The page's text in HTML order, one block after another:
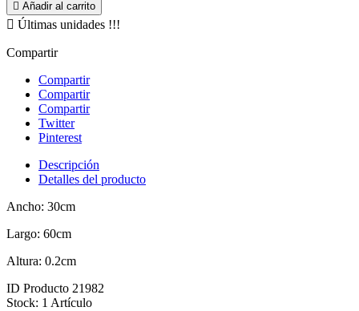
 Añadir al carrito
 Últimas unidades !!!
Compartir
Compartir
Compartir
Compartir
Twitter
Pinterest
Descripción
Detalles del producto
Ancho: 30cm
Largo: 60cm
Altura: 0.2cm
ID Producto 21982
Stock: 1 Artículo